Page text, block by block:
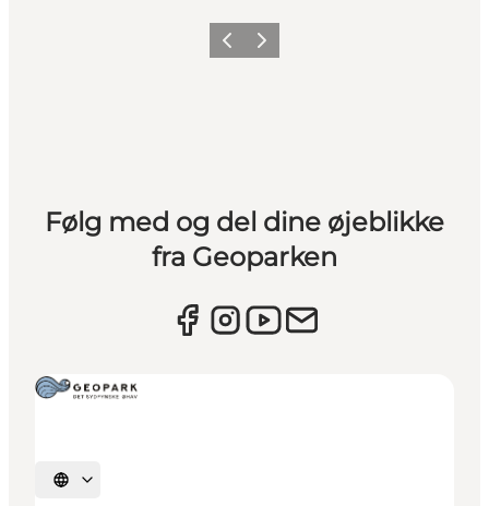
ForrigeNæste
Følg med og del dine øjeblikke
fra Geoparken
Vælg sprog